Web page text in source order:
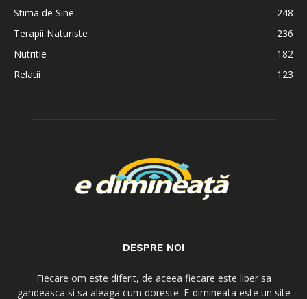
Stima de Sine
248
Terapii Naturiste
236
Nutritie
182
Relatii
123
DESPRE NOI
Fiecare om este diferit, de aceea fiecare este liber sa
gandeasca si sa aleaga cum doreste. E-dimineata este un site